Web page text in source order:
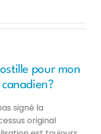
pour mon
signé la
original